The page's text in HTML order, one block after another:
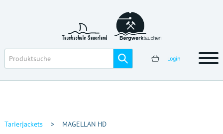
Login
Tarierjackets > MAGELLAN HD